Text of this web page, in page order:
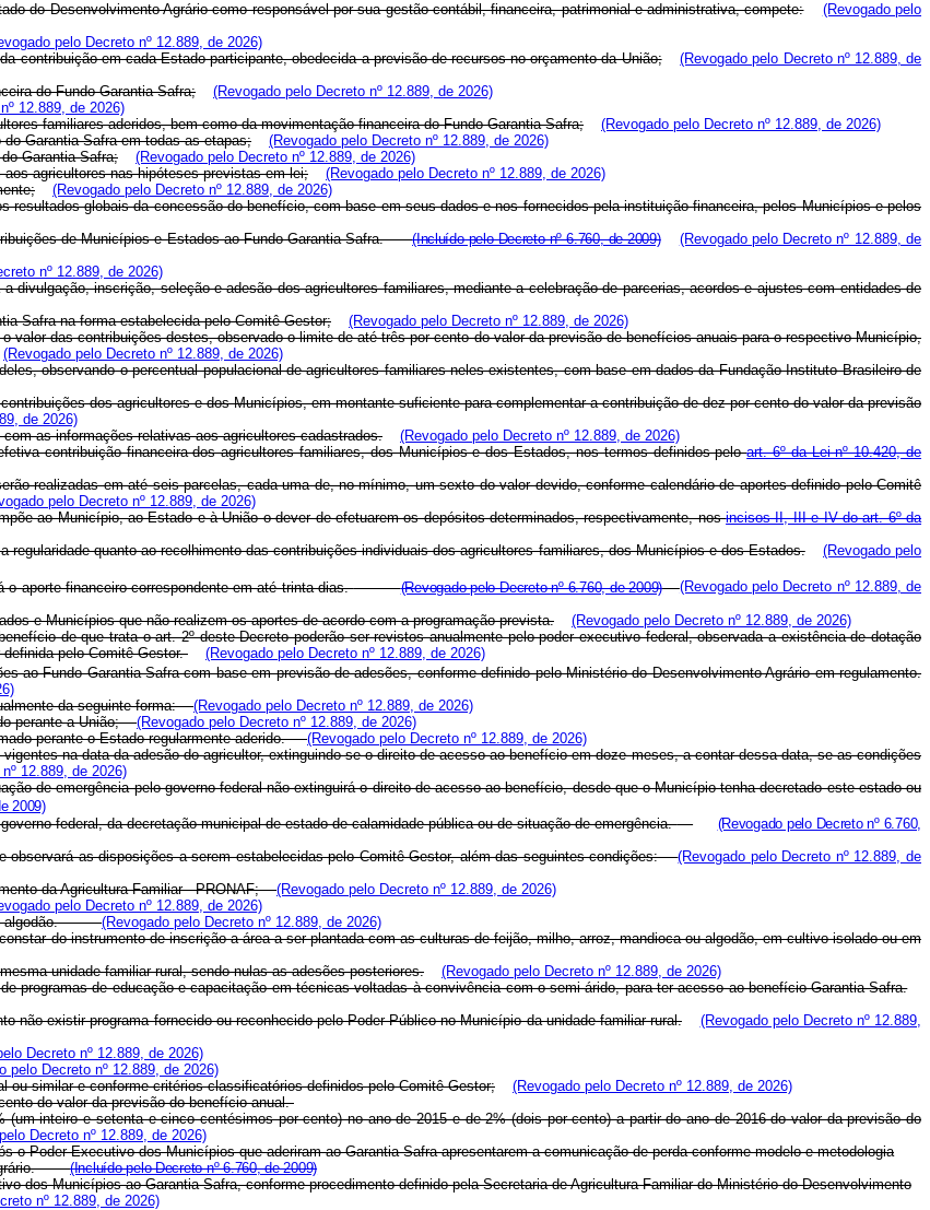
do Desenvolvimento Agrário como responsável por sua gestão contábil, financeira, patrimonial e administrativa, compete:
(Revogado pelo
pelo Decreto nº 12.889, de 2026)
contribuição em cada Estado participante, obedecida a previsão de recursos no orçamento da União;
(Revogado pelo Decreto nº 12.889, de
do Fundo Garantia-Safra;
(Revogado pelo Decreto nº 12.889, de 2026)
12.889, de 2026)
familiares aderidos, bem como da movimentação financeira do Fundo Garantia-Safra;
(Revogado pelo Decreto nº 12.889, de 2026)
Garantia-Safra em todas as etapas;
(Revogado pelo Decreto nº 12.889, de 2026)
Garantia-Safra;
(Revogado pelo Decreto nº 12.889, de 2026)
agricultores nas hipóteses previstas em lei;
(Revogado pelo Decreto nº 12.889, de 2026)
(Revogado pelo Decreto nº 12.889, de 2026)
resultados globais da concessão do benefício, com base em seus dados e nos fornecidos pela instituição financeira, pelos Municípios e pelos
de Municípios e Estados ao Fundo Garantia-Safra.(Incluído pelo Decreto nº 6.760, de 2009)
(Revogado pelo Decreto nº 12.889, de
nº 12.889, de 2026)
divulgação, inscrição, seleção e adesão dos agricultores familiares, mediante a celebração de parcerias, acordos e ajustes com entidades de
Safra na forma estabelecida pelo Comitê Gestor;
(Revogado pelo Decreto nº 12.889, de 2026)
valor das contribuições destes, observado o limite de até três por cento do valor da previsão de benefícios anuais para o respectivo Município,
(Revogado pelo Decreto nº 12.889, de 2026)
observando o percentual populacional de agricultores familiares neles existentes, com base em dados da Fundação Instituto Brasileiro de
dos agricultores e dos Municípios, em montante suficiente para complementar a contribuição de dez por cento do valor da previsão
de 2026)
as informações relativas aos agricultores cadastrados.
(Revogado pelo Decreto nº 12.889, de 2026)
contribuição financeira dos agricultores familiares, dos Municípios e dos Estados, nos termos definidos peloart. 6º da Lei nº 10.420, de
realizadas em até seis parcelas, cada uma de, no mínimo, um sexto do valor devido, conforme calendário de aportes definido pelo Comitê
pelo Decreto nº 12.889, de 2026)
ao Município, ao Estado e à União o dever de efetuarem os depósitos determinados, respectivamente, nosincisos II, III e IV do art. 6º da
quanto ao recolhimento das contribuições individuais dos agricultores familiares, dos Municípios e dos Estados.
(Revogado pelo
aporte financeiro correspondente em até trinta dias. (Revogado pelo Decreto nº 6.760, de 2009)
(Revogado pelo Decreto nº 12.889, de
e Municípios que não realizem os aportes de acordo com a programação prevista.
(Revogado pelo Decreto nº 12.889, de 2026)
de que trata o art. 2º deste Decreto poderão ser revistos anualmente pelo poder executivo federal, observada a existência de dotação
pelo Comitê Gestor.
(Revogado pelo Decreto nº 12.889, de 2026)
Fundo Garantia-Safra com base em previsão de adesões, conforme definido pelo Ministério do Desenvolvimento Agrário em regulamento.
da seguinte forma:(Revogado pelo Decreto nº 12.889, de 2026)
perante a União;(Revogado pelo Decreto nº 12.889, de 2026)
perante o Estado regularmente aderido.(Revogado pelo Decreto nº 12.889, de 2026)
na data da adesão do agricultor, extinguindo-se o direito de acesso ao benefício em doze meses, a contar dessa data, se as condições
12.889, de 2026)
de emergência pelo governo federal não extinguirá o direito de acesso ao benefício, desde que o Município tenha decretado este estado ou
2009)
federal, da decretação municipal de estado de calamidade pública ou de situação de emergência.
(Revogado pelo Decreto nº 6.760,
observará as disposições a serem estabelecidas pelo Comitê Gestor, além das seguintes condições:(Revogado pelo Decreto nº 12.889, de
da Agricultura Familiar - PRONAF;(Revogado pelo Decreto nº 12.889, de 2026)
pelo Decreto nº 12.889, de 2026)
(Revogado pelo Decreto nº 12.889, de 2026)
do instrumento de inscrição a área a ser plantada com as culturas de feijão, milho, arroz, mandioca ou algodão, em cultivo isolado ou em
unidade familiar rural, sendo nulas as adesões posteriores.
(Revogado pelo Decreto nº 12.889, de 2026)
programas de educação e capacitação em técnicas voltadas à convivência com o semi-árido, para ter acesso ao benefício Garantia-Safra.
não existir programa fornecido ou reconhecido pelo Poder Público no Município da unidade familiar rural.
(Revogado pelo Decreto nº 12.889,
Decreto nº 12.889, de 2026)
pelo Decreto nº 12.889, de 2026)
ou similar e conforme critérios classificatórios definidos pelo Comitê Gestor;
(Revogado pelo Decreto nº 12.889, de 2026)
do valor da previsão do benefício anual.
inteiro e setenta e cinco centésimos por cento) no ano de 2015 e de 2% (dois por cento) a partir do ano de 2016 do valor da previsão do
Decreto nº 12.889, de 2026)
Poder Executivo dos Municípios que aderiram ao Garantia-Safra apresentarem a comunicação de perda conforme modelo e metodologia
Agrário.(Incluído pelo Decreto nº 6.760, de 2009)
dos Municípios ao Garantia-Safra, conforme procedimento definido pela Secretaria de Agricultura Familiar do Ministério do Desenvolvimento
nº 12.889, de 2026)